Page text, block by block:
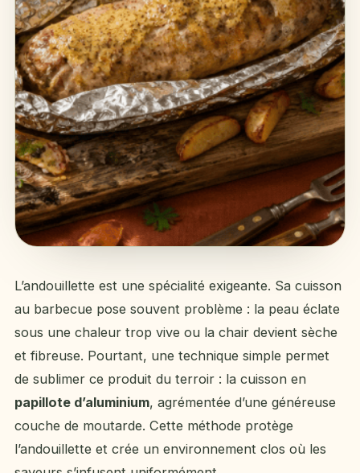
L’andouillette est une spécialité exigeante. Sa cuisson
au barbecue pose souvent problème : la peau éclate
sous une chaleur trop vive ou la chair devient sèche
et fibreuse. Pourtant, une technique simple permet
de sublimer ce produit du terroir : la cuisson en
papillote d’aluminium, agrémentée d’une généreuse
couche de moutarde. Cette méthode protège
l’andouillette et crée un environnement clos où les